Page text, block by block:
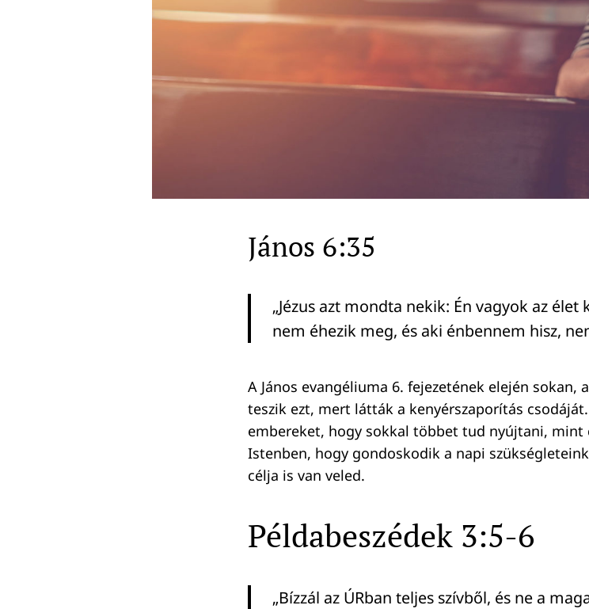
János 6:35
„Jézus azt mondta nekik: Én vagyok az
nem éhezik meg, és aki énbennem hisz,
A János evangéliuma 6. fejezetének elején sokan,
teszik ezt, mert látták a kenyérszaporítás
embereket, hogy sokkal többet tud nyújtani, mint
Istenben, hogy gondoskodik a napi
célja is van veled.
Példabeszédek 3:5-6
„Bízzál az ÚRban teljes szívből, és ne a